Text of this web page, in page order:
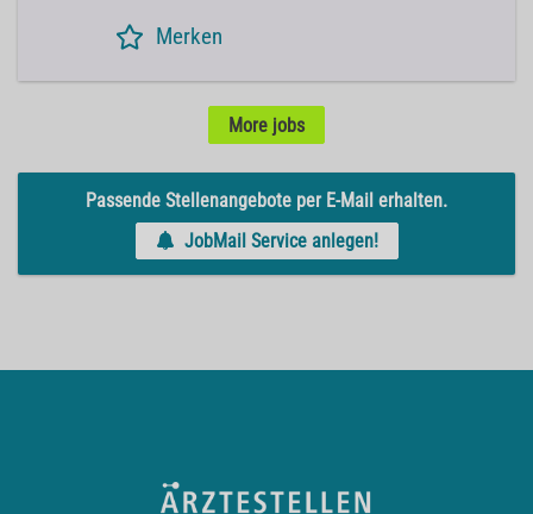
Merken
More jobs
Passende Stellenangebote per E-Mail erhalten.
JobMail Service anlegen!